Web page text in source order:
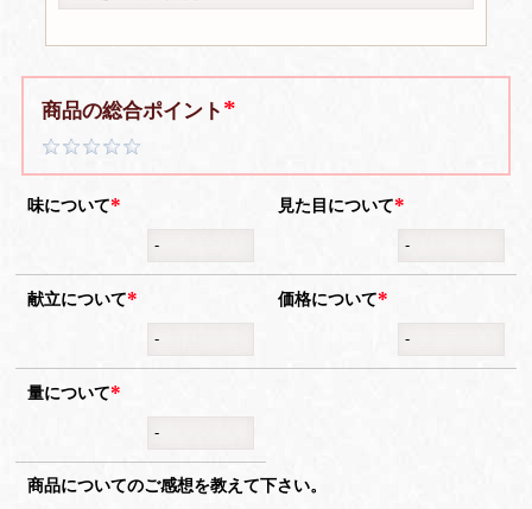
商品の総合ポイント
味について 見た目について
献立について 価格について
量について
商品についてのご感想を教えて下さい。